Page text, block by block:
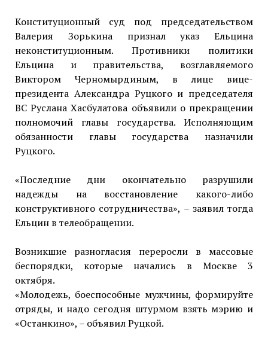
Конституционный суд под председательством
Валерия Зорькина признал указ Ельцина
неконституционным. Противники политики
Ельцина и правительства, возглавляемого
Виктором Черномырдиным, в лице вице-
президента Александра Руцкого и председателя
ВС Руслана Хасбулатова объявили о прекращении
полномочий главы государства. Исполняющим
обязанности главы государства назначили
Руцкого.
«Последние дни окончательно разрушили
надежды на восстановление какого-либо
конструктивного сотрудничества», – заявил тогда
Ельцин в телеобращении.
Возникшие разногласия переросли в массовые
беспорядки, которые начались в Москве 3
октября.
«Молодежь, боеспособные мужчины, формируйте
отряды, и надо сегодня штурмом взять мэрию и
«Останкино», – объявил Руцкой.